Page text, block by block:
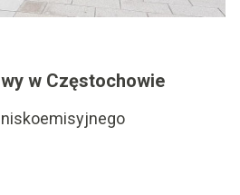
w Częstochowie